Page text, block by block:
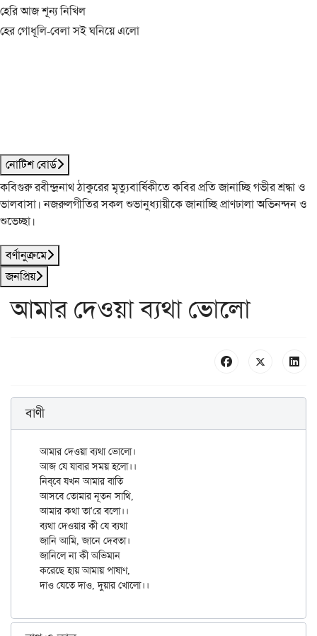
হেরি আজ শূন্য নিখিল
হের গোধূলি-বেলা সই ঘনিয়ে এলো
নোটিশ বোর্ড
কবিগুরু রবীন্দ্রনাথ ঠাকুরের মৃত্যুবার্ষিকীতে কবির প্রতি জানাচ্ছি গভীর শ্রদ্ধা ও
ভালবাসা। নজরুলগীতির সকল শুভানুধ্যায়ীকে জানাচ্ছি প্রাণঢালা অভিনন্দন ও
শুভেচ্ছা।
বর্ণানুক্রমে
জনপ্রিয়
আমার দেওয়া ব্যথা ভোলো
বাণী
আমার দেওয়া ব্যথা ভোলো।
আজ যে যাবার সময় হলো।।
নিব্‌বে যখন আমার বাতি
আসবে তোমার নূতন সাথি,
আমার কথা তা'রে বলো।।
ব্যথা দেওয়ার কী যে ব্যথা
জানি আমি, জানে দেবতা।
জানিলে না কী অভিমান
করেছে হায় আমায় পাষাণ,